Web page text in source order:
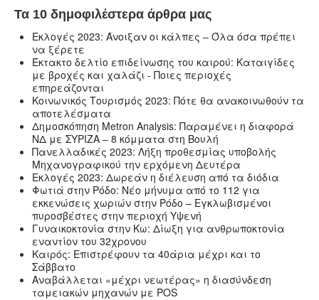
Τα 10 δημοφιλέστερα άρθρα μας
Εκλογές 2023: Άνοιξαν οι κάλπες – Όλα όσα πρέπει
να ξέρετε
Έκτακτο δελτίο επιδείνωσης του καιρού: Καταιγίδες
με βροχές και χαλάζι - Ποιες περιοχές
επηρεάζονται
Κοινωνικός Τουρισμός 2023: Πότε θα ανακοινωθούν τα
αποτελέσματα
Δημοσκόπηση Metron Analysis: Παραμένει η διαφορά
ΝΔ με ΣΥΡΙΖΑ – 8 κόμματα στη Βουλή
Πανελλαδικές 2023: Λήξη προθεσμίας υποβολής
Μηχανογραφικού την ερχόμενη Δευτέρα
Εκλογές 2023: Δωρεάν η διέλευση από τα διόδια
Φωτιά στην Ρόδο: Νέο μήνυμα από το 112 για
εκκενώσεις χωριών στην Ρόδο – Εγκλωβισμένοι
πυροσβέστες στην περιοχή Υψενή
Γυναικοκτονία στην Κω: Δίωξη για ανθρωποκτονία
εναντίον του 32χρονου
Καιρός: Επιστρέφουν τα 40άρια μέχρι και το
Σάββατο
Αναβάλλεται «μέχρι νεωτέρας» η διασύνδεση
ταμειακών μηχανών με POS